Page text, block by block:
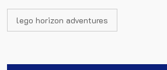
lego horizon adventures